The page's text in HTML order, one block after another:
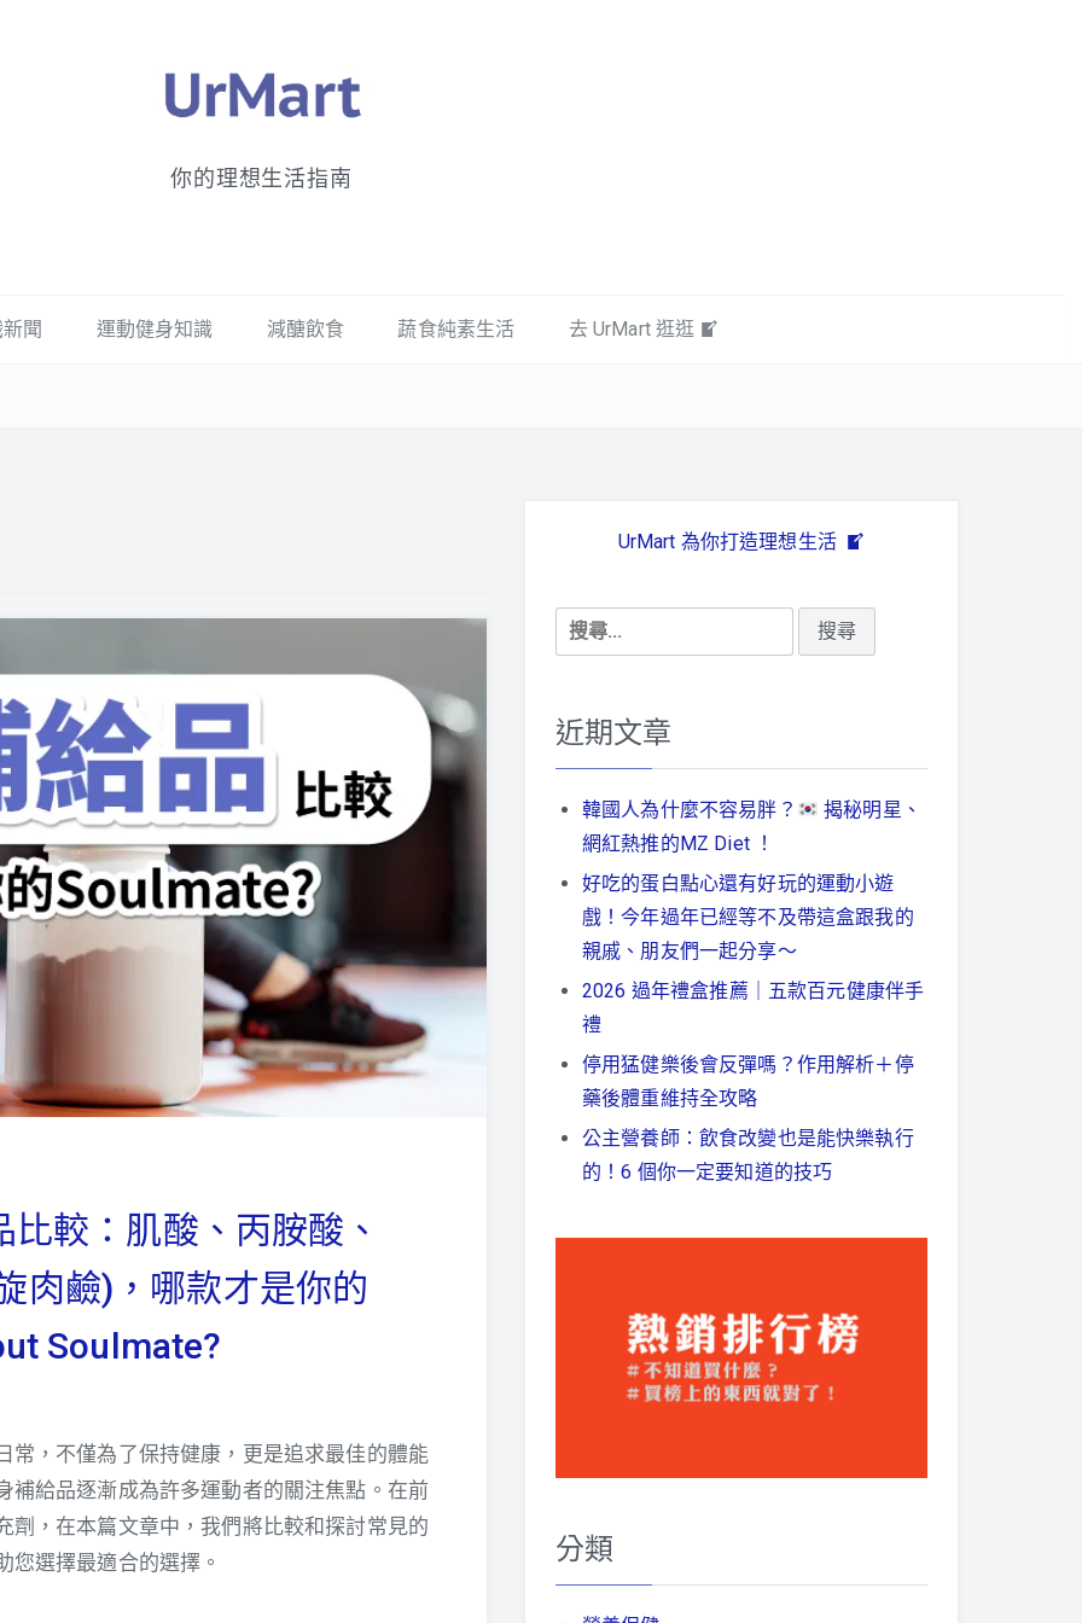
你的理想生活指南
聞 運動健身知識 減醣飲食 蔬食純素生活 去 UrMart 逛逛
較：肌酸、丙胺酸、
肉鹼)，哪款才是你的
Soulmate?
常，不僅為了保持健康，更是追求最佳的體能
補給品逐漸成為許多運動者的關注焦點。在前
劑，在本篇文章中，我們將比較和探討常見的
您選擇最適合的選擇。
UrMart 為你打造理想生活
搜
尋
鍵
近期文章
韓國人為什麼不容易胖？
揭秘明星、
網紅熱推的MZ Diet ！
好吃的蛋白點心還有好玩的運動小遊
戲！今年過年已經等不及帶這盒跟我的
親戚、朋友們一起分享～
2026 過年禮盒推薦｜五款百元健康伴手
禮
停用猛健樂後會反彈嗎？作用解析＋停
藥後體重維持全攻略
公主營養師：飲食改變也是能快樂執行
的！6 個你一定要知道的技巧
分類